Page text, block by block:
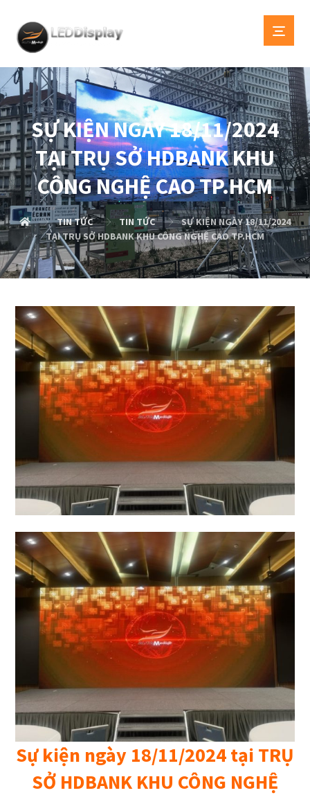
SỰ KIỆN NGÀY 18/11/2024
TẠI TRỤ SỞ HDBANK KHU
CÔNG NGHỆ CAO TP.HCM
TIN TỨC TIN TỨC
SỰ KIỆN NGÀY 18/11/2024
TẠI TRỤ SỞ HDBANK KHU CÔNG NGHỆ CAO TP.HCM
Sự kiện ngày 18/11/2024 tại TRỤ
SỞ HDBANK KHU CÔNG NGHỆ